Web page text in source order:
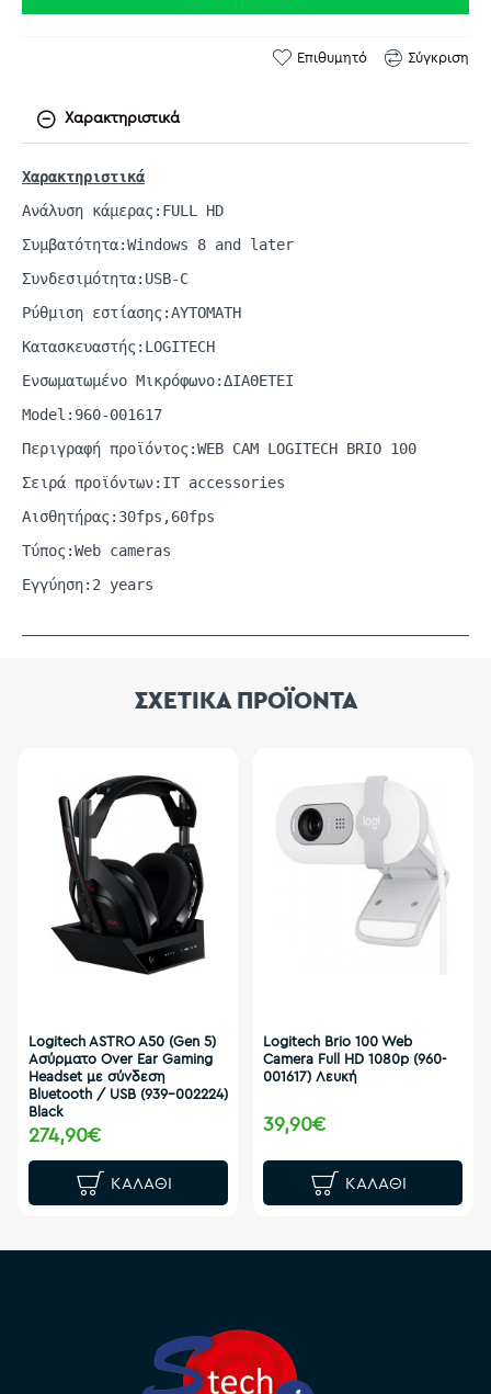
Επιθυμητό Σύγκριση
Χαρακτηριστικά
Χαρακτηριστικά
Ανάλυση κάμερας:FULL HD
Συμβατότητα:Windows 8 and later
Συνδεσιμότητα:USB-C
Ρύθμιση εστίασης:ΑΥΤΟΜΑΤΗ
Κατασκευαστής:LOGITECH
Ενσωματωμένο Μικρόφωνο:ΔΙΑΘΕΤΕΙ
Model: 960-001617
Περιγραφή προϊόντος:WEB CAM LOGITECH BRIO 100
Σειρά προϊόντων:IT accessories
Αισθητήρας:30fps,60fps
Τύπος:Web cameras
Εγγύηση:2 years
ΣΧΕΤΙΚΑ ΠΡΟΪΟΝΤΑ
Logitech ASTRO A50 (Gen 5)
Ασύρματο Over Ear Gaming
Headset με σύνδεση
Bluetooth / USB (939-002224)
Black
274,90€
ΚΑΛΆΘΙ
Logitech Brio 100 Web
Camera Full HD 1080p (960-
001617) Λευκή
39,90€
ΚΑΛΆΘΙ